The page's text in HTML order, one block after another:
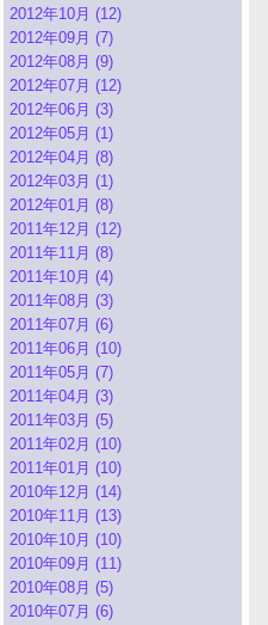
2012年10月 (12)
2012年09月 (7)
2012年08月 (9)
2012年07月 (12)
2012年06月 (3)
2012年05月 (1)
2012年04月 (8)
2012年03月 (1)
2012年01月 (8)
2011年12月 (12)
2011年11月 (8)
2011年10月 (4)
2011年08月 (3)
2011年07月 (6)
2011年06月 (10)
2011年05月 (7)
2011年04月 (3)
2011年03月 (5)
2011年02月 (10)
2011年01月 (10)
2010年12月 (14)
2010年11月 (13)
2010年10月 (10)
2010年09月 (11)
2010年08月 (5)
2010年07月 (6)